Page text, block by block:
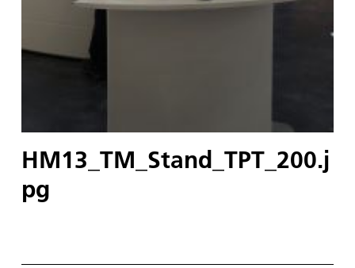
HM13_TM_Stand_TPT_200.j
pg